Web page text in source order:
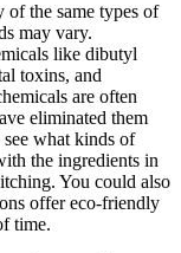
of the same types of
may vary.
like dibutyl
toxins, and
are often
eliminated them
what kinds of
the ingredients in
You could also
offer eco-friendly
time.